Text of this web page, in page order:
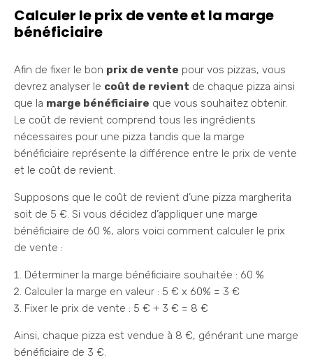
Calculer le prix de vente et la marge
bénéficiaire
Afin de fixer le bon prix de vente pour vos pizzas, vous
devrez analyser le coût de revient de chaque pizza ainsi
que la marge bénéficiaire que vous souhaitez obtenir.
Le coût de revient comprend tous les ingrédients
nécessaires pour une pizza tandis que la marge
bénéficiaire représente la différence entre le prix de vente
et le coût de revient.
Supposons que le coût de revient d’une pizza margherita
soit de 5 €. Si vous décidez d’appliquer une marge
bénéficiaire de 60 %, alors voici comment calculer le prix
de vente :
Déterminer la marge bénéficiaire souhaitée : 60 %
Calculer la marge en valeur : 5 € x 60% = 3 €
Fixer le prix de vente : 5 € + 3 € = 8 €
Ainsi, chaque pizza est vendue à 8 €, générant une marge
bénéficiaire de 3 €.